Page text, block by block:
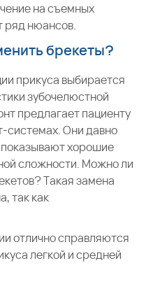
на съемных
ряд нюансов.
брекеты?
прикуса выбирается
зубочелюстной
предлагает пациенту
системах. Они давно
хорошие
сложности. Можно ли
Такая замена
так как
отлично справляются
легкой и средней